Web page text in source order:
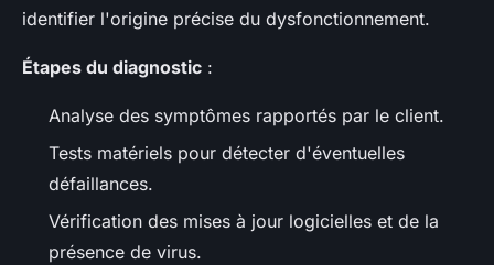
identifier l'origine précise du dysfonctionnement.
Étapes du diagnostic :
Analyse des symptômes rapportés par le client.
Tests matériels pour détecter d'éventuelles
défaillances.
Vérification des mises à jour logicielles et de la
présence de virus.